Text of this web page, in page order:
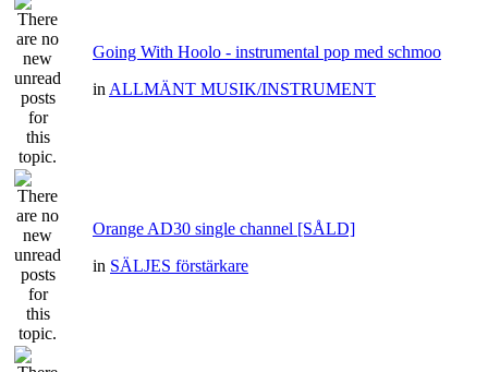
Going With Hoolo - instrumental pop med schmoo
in ALLMÄNT MUSIK/INSTRUMENT
Orange AD30 single channel [SÅLD]
in SÄLJES förstärkare